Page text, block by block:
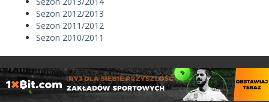
Sezon 2012/2013
Sezon 2011/2012
Sezon 2010/2011